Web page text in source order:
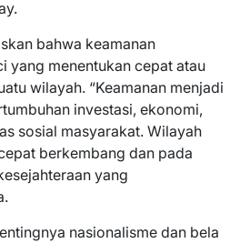
bahwa keamanan
yang menentukan cepat atau
wilayah. “Keamanan menjadi
investasi, ekonomi,
sosial masyarakat. Wilayah
berkembang dan pada
yang
nasionalisme dan bela